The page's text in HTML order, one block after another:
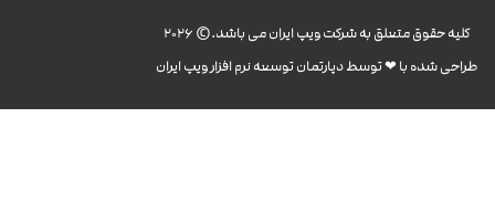
کليه حقوق متعلق به شرکت ویپ ایران می باشد.© 2026
طراحی شده با ❤︎ توسط دپارتمان توسعه نرم افزار ویپ ایران